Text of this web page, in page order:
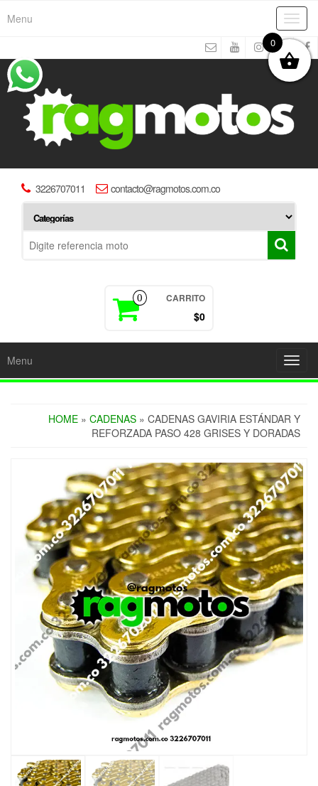
Menu
3226707011 contacto@ragmotos.com.co
0 CARRITO
$0
Menu
HOME » CADENAS » CADENAS GAVIRIA ESTÁNDAR Y
REFORZADA PASO 428 GRISES Y DORADAS
0